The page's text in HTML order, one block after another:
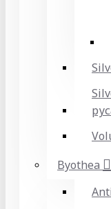
Byothea